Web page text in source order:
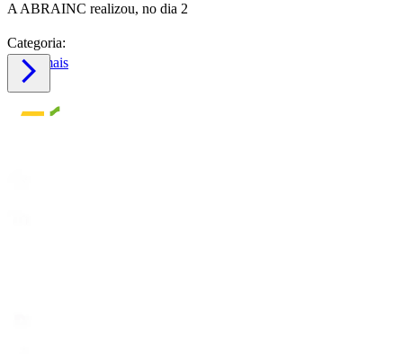
A ABRAINC realizou, no dia 2
Categoria:
Saiba mais
